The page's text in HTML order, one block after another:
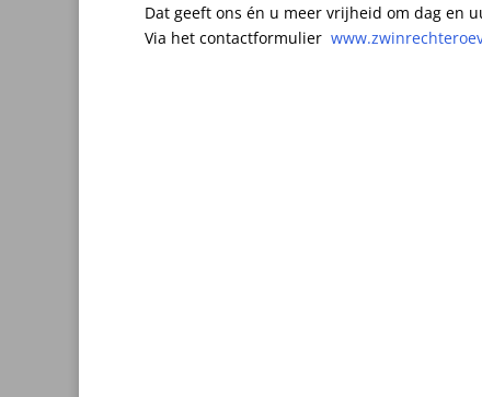
Dat geeft ons én u meer vrijheid om dag en
Via het contactformulier